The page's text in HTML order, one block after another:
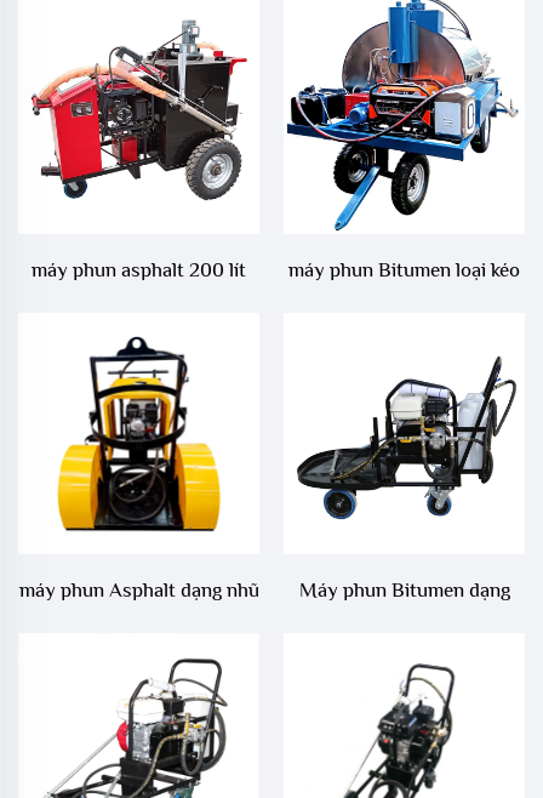
máy phun asphalt 200 lít
máy phun Bitumen loại kéo
máy phun Asphalt dạng nhũ
bộ phận làm nóng
Máy phun Bitumen dạng
chứa 200 lít